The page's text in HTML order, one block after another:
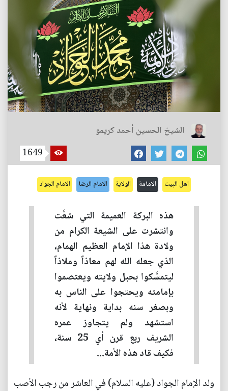
الشيخ الحسين أحمد كريمو
1649
اهل البيت الامامة الولاية الامام الرضا الامام الجواد
هذه البركة العميمة التي شعَّت
وانتشرت على الشيعة الكرام من
ولادة هذا الإمام العظيم الهمام،
الذي جعله الله لهم معاذاً وملاذاً
ليتمسَّكوا بحبل ولايته ويعتصموا
بإمامته ويحتجوا على الناس به
وبصغر سنه بداية ونهاية لأنه
استشهد ولم يتجاوز عمره
الشريف ربع قرن أي 25 سنة،
فكيف قاد هذه الأمة...
ولد الإمام الجواد (عليه السلام) في العاشر من رجب الأصب